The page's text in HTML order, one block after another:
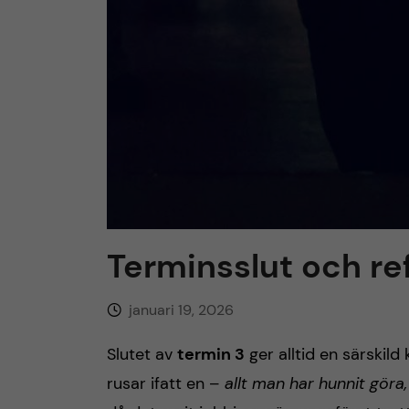
Terminsslut och
januari 19, 2026
Slutet av termin 3 ger alltid en särskild
rusar ifatt en – allt man har hunnit